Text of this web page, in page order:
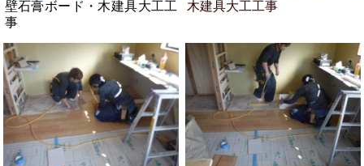
壁石膏ボード・木建具大工工
事
木建具大工工事